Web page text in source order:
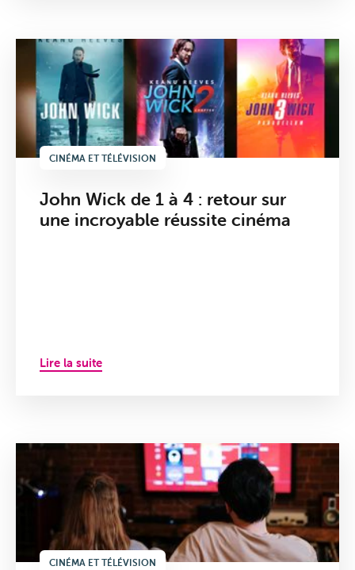
Internet
Mobile
CINÉMA ET TÉLÉVISION
John Wick de 1 à 4 : retour sur
une incroyable réussite cinéma
Lire la suite
CINÉMA ET TÉLÉVISION